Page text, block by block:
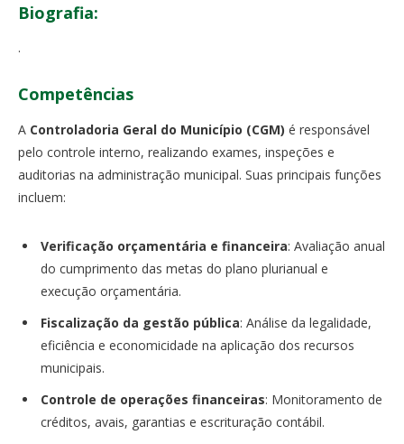
Biografia:
.
Competências
A Controladoria Geral do Município (CGM) é responsável
pelo controle interno, realizando exames, inspeções e
auditorias na administração municipal. Suas principais funções
incluem:
Verificação orçamentária e financeira: Avaliação anual
do cumprimento das metas do plano plurianual e
execução orçamentária.
Fiscalização da gestão pública: Análise da legalidade,
eficiência e economicidade na aplicação dos recursos
municipais.
Controle de operações financeiras: Monitoramento de
créditos, avais, garantias e escrituração contábil.